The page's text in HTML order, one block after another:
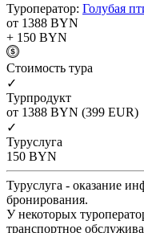
Туроператор: Голубая
от 1388 BYN
+ 150 BYN
Cтоимость тура
✓
Турпродукт
от 1388 BYN (399 EUR)
✓
Туруслуга
150 BYN
Туруслуга - оказание
бронирования.
У некоторых
транспортное